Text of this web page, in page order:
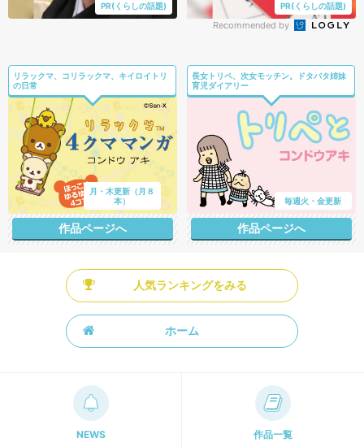
PR(くらしの話題) PR(くらしの話題)
Recommended by
リラックマ、コリラックマ、キイロイトリ
の日常
月・木更新（月８
本）
作品ページへ
長女トリペ、次女モッチン。ドタバタ姉妹
育児ダイアリー
毎週火・金更新
作品ページへ
人気ランキングをみる
ホーム
NEWS 作品一覧